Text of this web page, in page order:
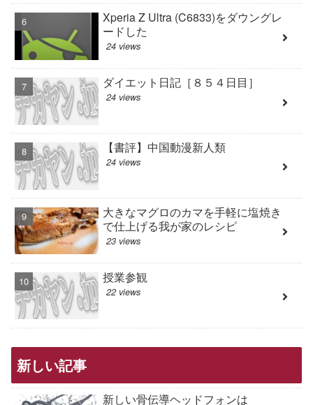
Xperia Z Ultra (C6833)をダウングレ
ードした
24 views
ダイエット日記［８５４日目］
24 views
【書評】中国動漫新人類
24 views
大きなマグロのカマを手軽に塩焼き
で仕上げる我が家のレシピ
23 views
授業参観
22 views
新しい記事
新しい骨伝導ヘッドフォンは